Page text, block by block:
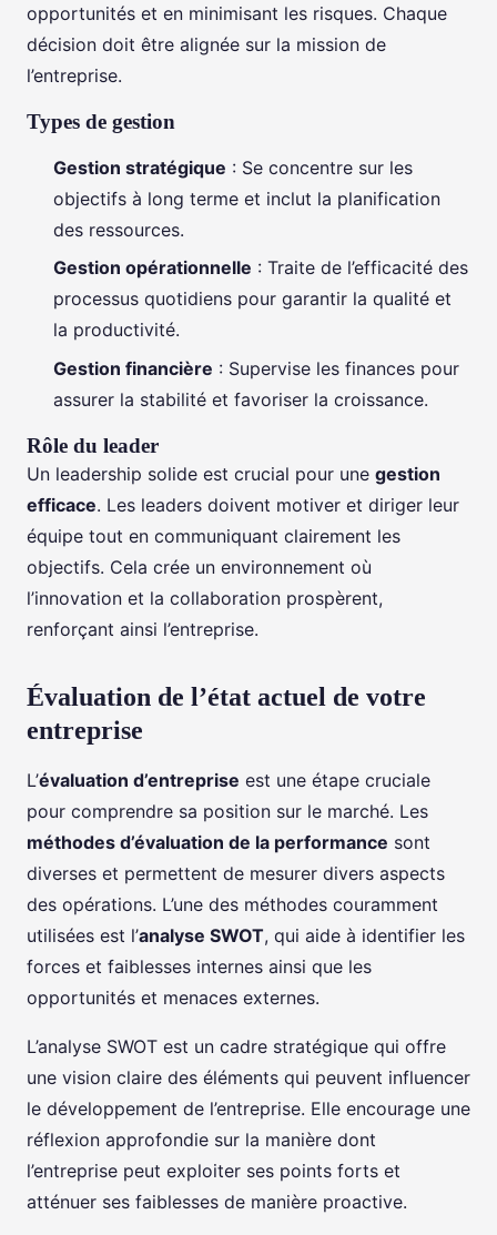
opportunités et en minimisant les risques. Chaque
décision doit être alignée sur la mission de
l’entreprise.
Types de gestion
Gestion stratégique : Se concentre sur les
objectifs à long terme et inclut la planification
des ressources.
Gestion opérationnelle : Traite de l’efficacité des
processus quotidiens pour garantir la qualité et
la productivité.
Gestion financière : Supervise les finances pour
assurer la stabilité et favoriser la croissance.
Rôle du leader
Un leadership solide est crucial pour une gestion
efficace. Les leaders doivent motiver et diriger leur
équipe tout en communiquant clairement les
objectifs. Cela crée un environnement où
l’innovation et la collaboration prospèrent,
renforçant ainsi l’entreprise.
Évaluation de l’état actuel de votre
entreprise
L’évaluation d’entreprise est une étape cruciale
pour comprendre sa position sur le marché. Les
méthodes d’évaluation de la performance sont
diverses et permettent de mesurer divers aspects
des opérations. L’une des méthodes couramment
utilisées est l’analyse SWOT, qui aide à identifier les
forces et faiblesses internes ainsi que les
opportunités et menaces externes.
L’analyse SWOT est un cadre stratégique qui offre
une vision claire des éléments qui peuvent influencer
le développement de l’entreprise. Elle encourage une
réflexion approfondie sur la manière dont
l’entreprise peut exploiter ses points forts et
atténuer ses faiblesses de manière proactive.